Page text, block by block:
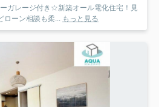
ガレージ付き☆新築オール電化住宅！見
ローン相談も柔... もっと見る